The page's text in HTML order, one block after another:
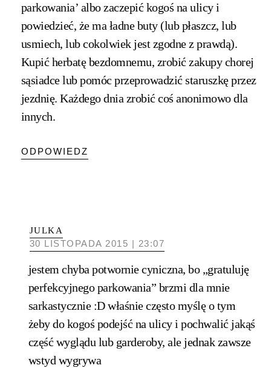
parkowania’ albo zaczepić kogoś na ulicy i
powiedzieć, że ma ładne buty (lub płaszcz, lub
usmiech, lub cokolwiek jest zgodne z prawdą).
Kupić herbatę bezdomnemu, zrobić zakupy chorej
sąsiadce lub pomóc przeprowadzić staruszkę przez
jezdnię. Każdego dnia zrobić coś anonimowo dla
innych.
ODPOWIEDZ
JULKA
30 LISTOPADA 2015 | 23:07
jestem chyba potwornie cyniczna, bo „gratuluję
perfekcyjnego parkowania” brzmi dla mnie
sarkastycznie :D właśnie często myślę o tym
żeby do kogoś podejść na ulicy i pochwalić jakąś
część wyglądu lub garderoby, ale jednak zawsze
wstyd wygrywa